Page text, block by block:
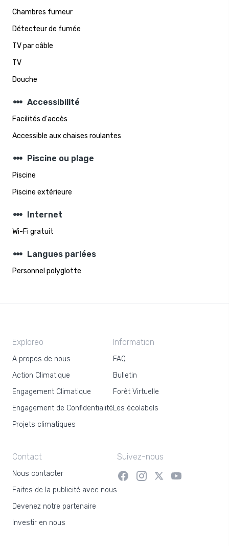
Chambres fumeur
Détecteur de fumée
TV par câble
TV
Douche
steppers Accessibilité
Facilités d'accès
Accessible aux chaises roulantes
steppers Piscine ou plage
Piscine
Piscine extérieure
steppers Internet
Wi-Fi gratuit
steppers Langues parlées
Personnel polyglotte
Exploreo
A propos de nous
Action Climatique
Engagement Climatique
Engagement de Confidentialité
Projets climatiques
Information
FAQ
Bulletin
Forêt Virtuelle
Les écolabels
Contact
Nous contacter
Faites de la publicité avec nous
Devenez notre partenaire
Investir en nous
Suivez-nous